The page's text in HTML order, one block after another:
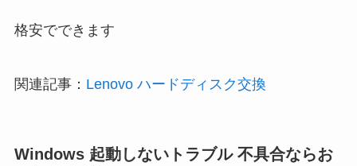
格安でできます
関連記事： Lenovo ハードディスク交換
Windows 起動しないトラブル 不具合ならお